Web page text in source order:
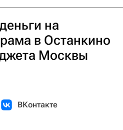
на
в Останкино
Москвы
ВКонтакте